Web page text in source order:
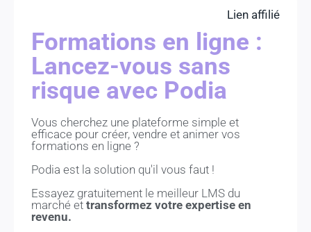
Lien affilié
Formations en ligne :
Lancez-vous sans
risque avec Podia
Vous cherchez une plateforme simple et
efficace pour créer, vendre et animer vos
formations en ligne ?
Podia est la solution qu'il vous faut !
Essayez gratuitement le meilleur LMS du
marché ettransformez votre expertise en
revenu.